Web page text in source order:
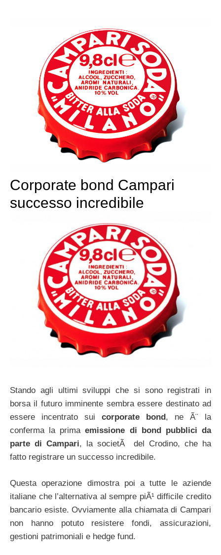
Corporate bond Campari
successo incredibile
Stando agli ultimi sviluppi che si sono registrati in
borsa il futuro imminente sembra essere destinato ad
essere incentrato sui corporate bond, ne Ã¨ la
conferma la primaemissione di bond pubblici da
parte di Campari, la societÃ del Crodino, che ha
fatto registrare un successo incredibile.
Questa operazione dimostra poi a tutte le aziende
italiane che l’alternativa al sempre piÃ¹ difficile credito
bancario esiste. Ovviamente alla chiamata di Campari
non hanno potuto resistere fondi, assicurazioni,
gestioni patrimoniali e hedge fund.